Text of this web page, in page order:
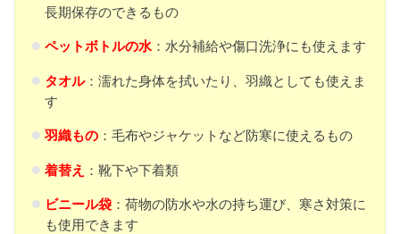
長期保存のできるもの
ペットボトルの水：水分補給や傷口洗浄にも使えます
タオル：濡れた身体を拭いたり、羽織としても使えま
す
羽織もの：毛布やジャケットなど防寒に使えるもの
着替え ：靴下や下着類
ビニール袋：荷物の防水や水の持ち運び、寒さ対策に
も使用できます